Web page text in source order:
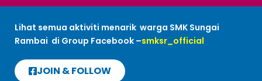
Lihat semua aktiviti menarik warga SMK Sungai
Rambai di Group Facebook –smksr_official
JOIN & FOLLOW